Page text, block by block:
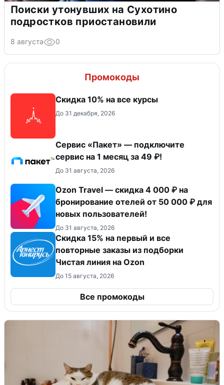
Поиски утонувших на Сухотино
подростков приостановили
8 августа 0
Промокоды
Скидка 10% на все курсы
До 31 декабря, 2026
Сервис «Пакет» — подключите
сервис на 1 месяц за 49 ₽!
До 31 августа, 2026
Ozon Travel — скидка 4 000 ₽ на
бронирование отелей от 50 000 ₽ для
новых пользователей!
До 31 августа, 2026
Скидка 15% на первый и все
повторные заказы из подборки
Чистая линия на Ozon
До 15 августа, 2026
Все промокоды